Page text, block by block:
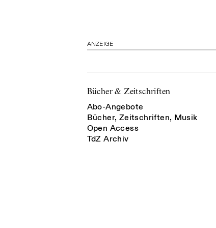
ANZEIGE
Bücher & Zeitschriften
Abo-Angebote
Bücher, Zeitschriften, Musik
Open Access
TdZ Archiv